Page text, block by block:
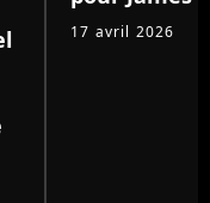
17 avril 2026